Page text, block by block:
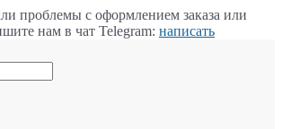
проблемы с оформлением заказа или
нам в чат Telegram: написать